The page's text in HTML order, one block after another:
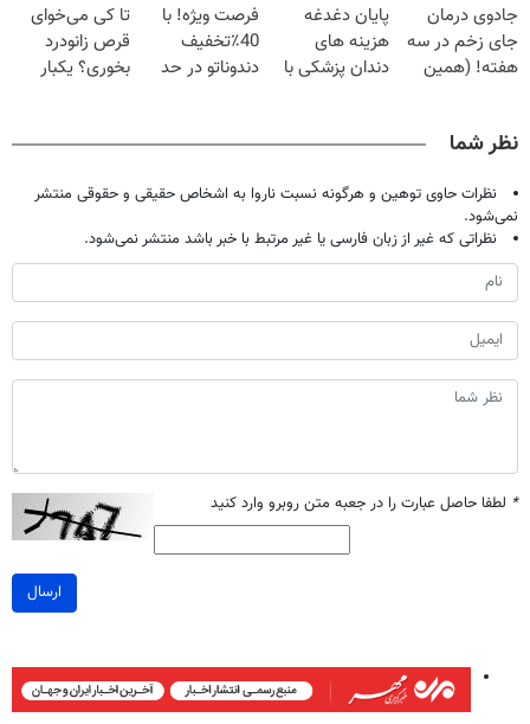
میلیون تومان!!!
(40%off)
میکنه
(40%تخفیف)
میلیون !
جادوی درمان
جای زخم در سه
هفته! (همین
پایان دغدغه
هزینه های
دندان پزشکی با
فرصت ویژه! با
40٪تخفیف
دندوناتو در حد
تا کی می‌خوای
قرص زانودرد
بخوری؟ یکبار
نظر شما
نظرات حاوی توهین و هرگونه نسبت ناروا به اشخاص حقیقی و حقوقی منتشر
نمی‌شود.
نظراتی که غیر از زبان فارسی یا غیر مرتبط با خبر باشد منتشر نمی‌شود.
* لطفا حاصل عبارت را در جعبه متن روبرو وارد کنید
ارسال